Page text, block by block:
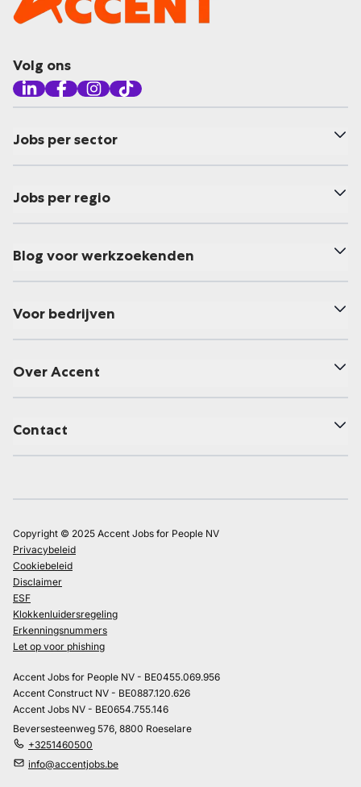
Volg ons
Jobs per sector
Jobs per regio
Blog voor werkzoekenden
Voor bedrijven
Over Accent
Contact
Copyright © 2025 Accent Jobs for People NV
Privacybeleid
Cookiebeleid
Disclaimer
ESF
Klokkenluidersregeling
Erkenningsnummers
Let op voor phishing
Accent Jobs for People NV - BE0455.069.956
Accent Construct NV - BE0887.120.626
Accent Jobs NV - BE0654.755.146
Beversesteenweg 576, 8800 Roeselare
+3251460500
info@accentjobs.be